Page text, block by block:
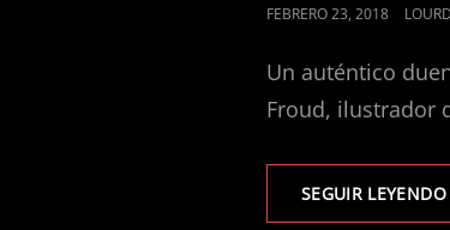
PUBLICADO
FEBRERO 23, 2018
Un auténtico
Froud, ilustrador
SEGUIR LEYENDO